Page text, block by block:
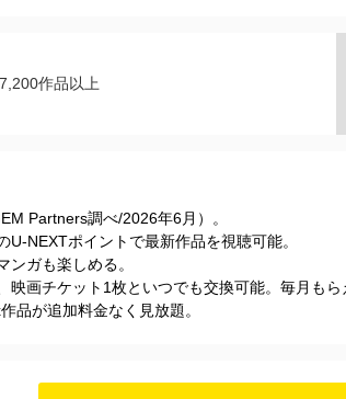
7,200作品以上
Partners調べ/2026年6⽉）。
U-NEXTポイントで最新作品を視聴可能。
ンガも楽しめる。
映画チケット1枚といつでも交換可能。毎月も
品が追加料金なく見放題。